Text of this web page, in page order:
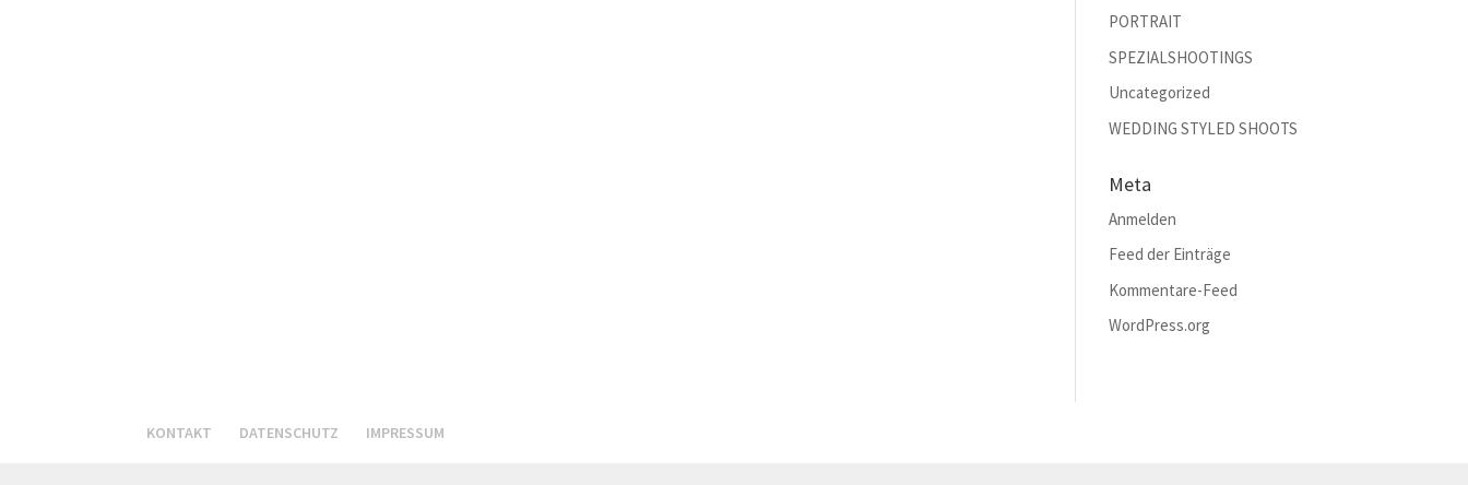
PORTRAIT
SPEZIALSHOOTINGS
Uncategorized
WEDDING STYLED SHOOTS
Meta
Anmelden
Feed der Einträge
Kommentare-Feed
WordPress.org
KONTAKT DATENSCHUTZ IMPRESSUM